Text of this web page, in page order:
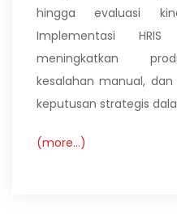
hingga evaluasi
Implementasi
meningkatkan
kesalahan manual,
keputusan strategis
(more…)